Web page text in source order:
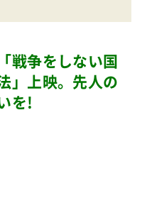
戦争をしない国
」上映。先人の
を!